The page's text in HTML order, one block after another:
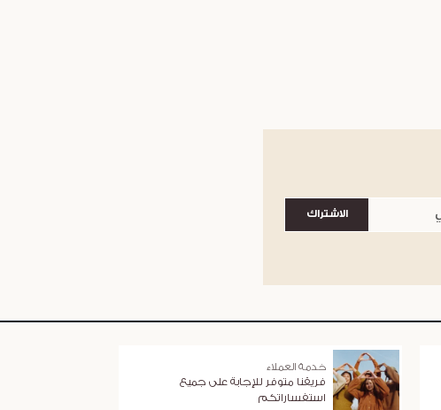
الاشتراك
خدمة العملاء
فريقنا متوفر للإجابة على جميع
استفساراتكم